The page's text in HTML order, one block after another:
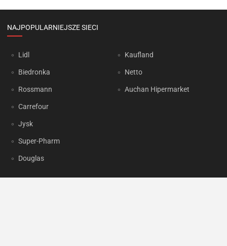
NAJPOPULARNIEJSZE SIECI
Lidl
Biedronka
Rossmann
Carrefour
Jysk
Super-Pharm
Douglas
Kaufland
Netto
Auchan Hipermarket